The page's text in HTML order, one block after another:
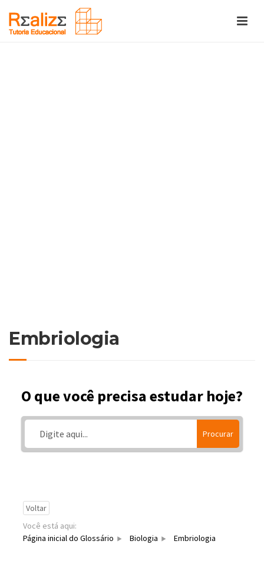
Embriologia
O que você precisa estudar hoje?
Procurar
Voltar
Você está aqui:
Página inicial do Glossário
Biologia Embriologia